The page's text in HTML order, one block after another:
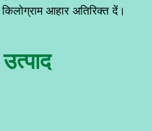
आहार अतिरिक्त दें।